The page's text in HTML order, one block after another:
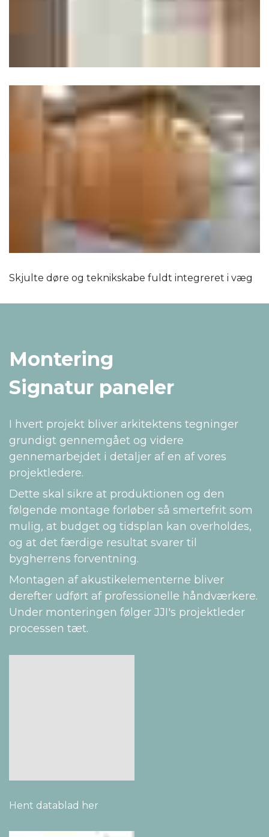
Skjulte døre og teknikskabe fuldt integreret i væg
Montering
Signatur paneler
I hvert projekt bliver arkitektens tegninger
grundigt gennemgået og videre
gennemarbejdet i detaljer af en af vores
projektledere.
Dette skal sikre at produktionen og den
følgende montage forløber så smertefrit som
mulig, at budget og tidsplan kan overholdes,
og at det færdige resultat svarer til
bygherrens forventning.
Montagen af akustikelementerne bliver
derefter udført af professionelle håndværkere.
Under monteringen følger JJI's projektleder
processen tæt.
Hent datablad her